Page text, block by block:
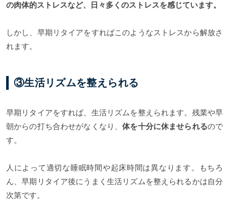
の肉体的ストレスなど、日々多くのストレスを感じています。
しかし、早期リタイアをすればこのようなストレスから解放さ
れます。
③生活リズムを整えられる
早期リタイアをすれば、生活リズムを整えられます。残業や早
朝からの打ち合わせがなくなり、体を十分に休ませられるので
す。
人によって適切な睡眠時間や起床時間は異なります。もちろ
ん、早期リタイア後にうまく生活リズムを整えられるかは自分
次第です。